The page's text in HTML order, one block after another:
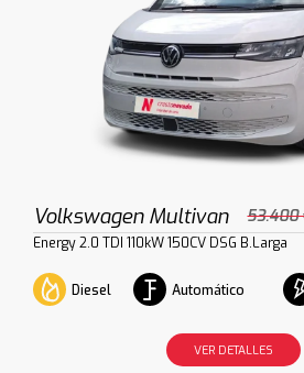
Volkswagen Multivan 53.400
Energy 2.0 TDI 110kW 150CV DSG B.Larga
Diesel Automático
VER DETALLES